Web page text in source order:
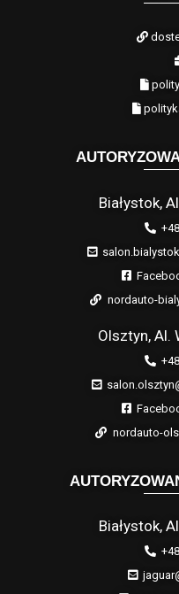
Białystok,
nordauto-
Olsztyn, Al.
nordauto-
Białystok,